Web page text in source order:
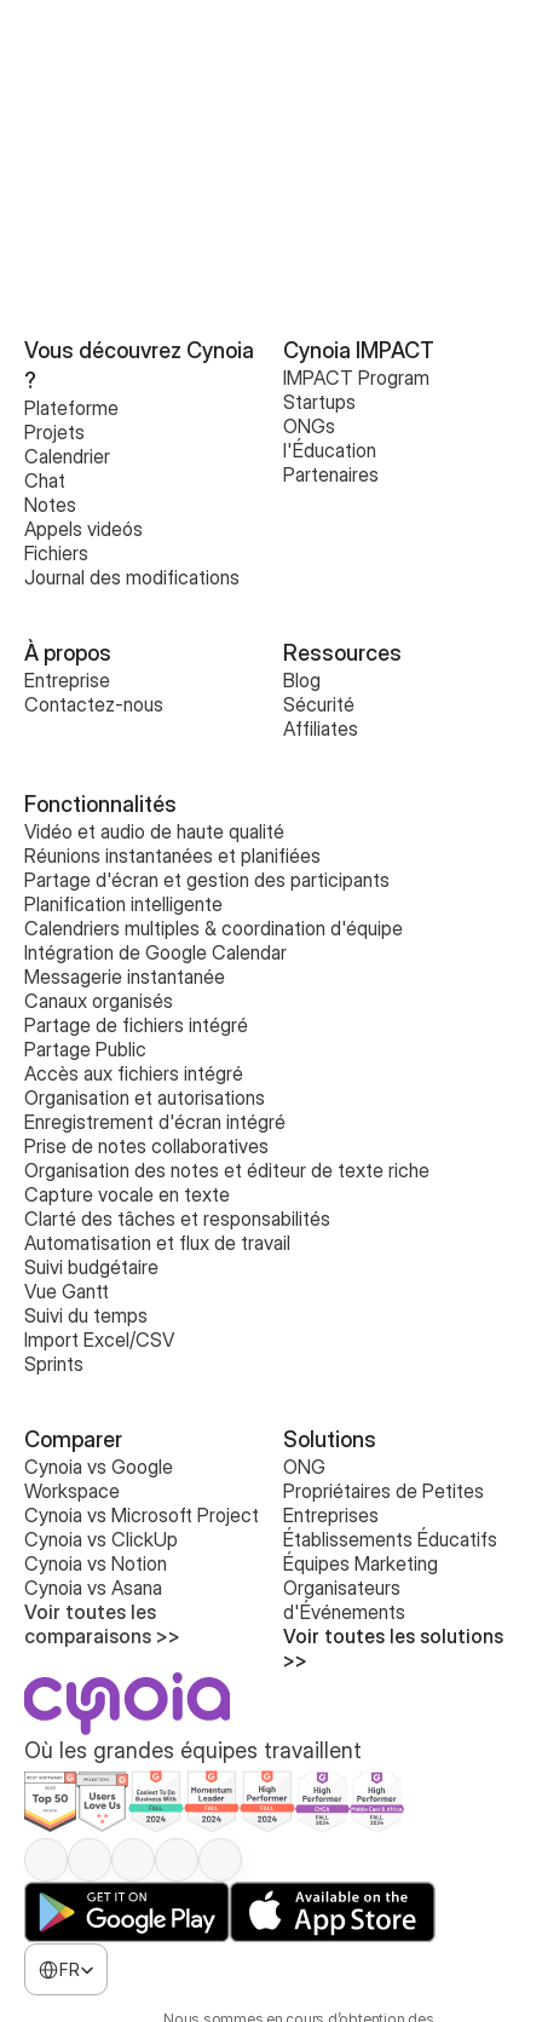
Où les grandes équipes travaillent
Select Language
FR
Vous découvrez Cynoia
?
Plateforme
Projets
Calendrier
Chat
Notes
Appels videós
Fichiers
Journal des modifications
Cynoia IMPACT
IMPACT Program
Startups
ONGs
l'Éducation
Partenaires
À propos
Entreprise
Contactez-nous
Ressources
Blog
Sécurité
Affiliates
Fonctionnalités
Vidéo et audio de haute qualité
Réunions instantanées et planifiées
Partage d'écran et gestion des participants
Planification intelligente
Calendriers multiples & coordination d'équipe
Intégration de Google Calendar
Messagerie instantanée
Canaux organisés
Partage de fichiers intégré
Partage Public
Accès aux fichiers intégré
Organisation et autorisations
Enregistrement d'écran intégré
Prise de notes collaboratives
Organisation des notes et éditeur de texte riche
Capture vocale en texte
Clarté des tâches et responsabilités
Automatisation et flux de travail
Suivi budgétaire
Vue Gantt
Suivi du temps
Import Excel/CSV
Sprints
Solutions
ONG
Propriétaires de Petites
Entreprises
Établissements Éducatifs
Équipes Marketing
Organisateurs
d'Événements
Voir toutes les solutions
>>
Comparer
Cynoia vs Google
Workspace
Cynoia vs Microsoft Project
Cynoia vs ClickUp
Cynoia vs Notion
Cynoia vs Asana
Voir toutes les
comparaisons >>